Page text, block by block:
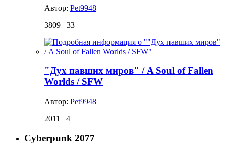
Автор: Pet9948
3809
33
"Дух павших миров" / A Soul of Fallen
Worlds / SFW
Автор: Pet9948
2011
4
Cyberpunk 2077